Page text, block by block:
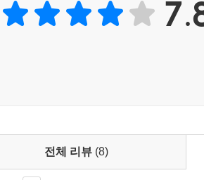
서는 직업별 업무의 특징을 이해하기 쉽
전체 리뷰 (8)